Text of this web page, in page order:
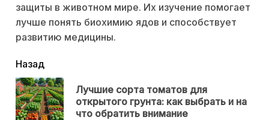
защиты в животном мире. Их изучение помогает
лучше понять биохимию ядов и способствует
развитию медицины.
читать
еще
Назад
Лучшие сорта томатов для
открытого грунта: как выбрать и на
что обратить внимание